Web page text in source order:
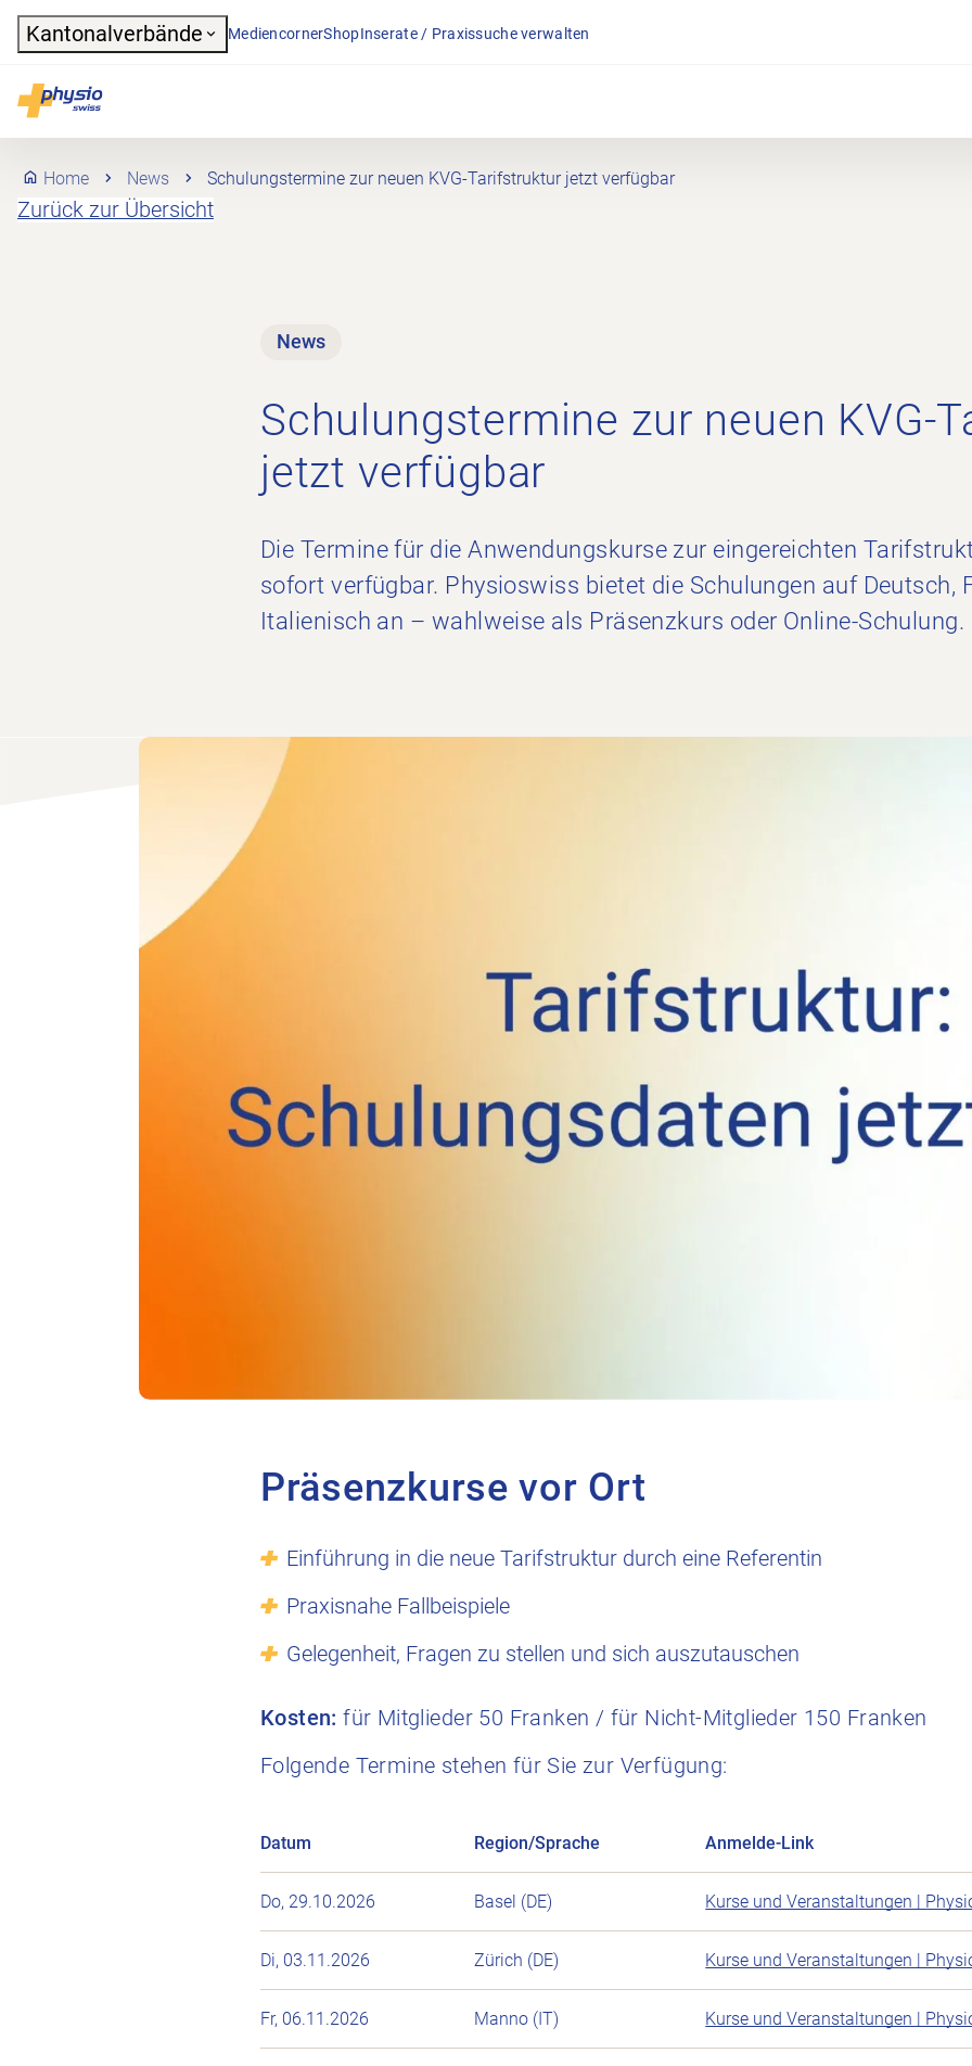
Header
Kantonalverbände MediencornerShopInserate / Praxissuche verwalten
Physioswiss
Hauptnavigation
Home News Schulungstermine zur neuen KVG-Tarifstruktur jetzt verfügbar
Zurück zur Übersicht
News
Schulungstermine zur neuen KVG-
jetzt verfügbar
Die Termine für die Anwendungskurse zur eingereichten
sofort verfügbar. Physioswiss bietet die Schulungen auf Deutsch,
Italienisch an – wahlweise als Präsenzkurs oder Online-Schulung.
Präsenzkurse vor Ort
Einführung in die neue Tarifstruktur durch eine Referentin
Praxisnahe Fallbeispiele
Gelegenheit, Fragen zu stellen und sich auszutauschen
Kosten: für Mitglieder 50 Franken / für Nicht-Mitglieder 150 Franken
Folgende Termine stehen für Sie zur Verfügung:
Datum Region/Sprache Anmelde-Link
Do, 29.10.2026 Basel (DE) Kurse und Veranstaltungen |
Di, 03.11.2026 Zürich (DE) Kurse und Veranstaltungen |
Fr, 06.11.2026 Manno (IT) Kurse und Veranstaltungen |